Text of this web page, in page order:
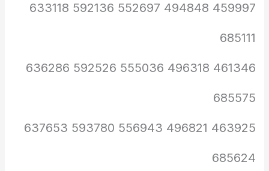
459997 494848 552697 592136 633118
685111
461346 496318 555036 592526 636286
685575
463925 496821 556943 593780 637653
685624